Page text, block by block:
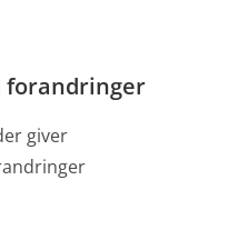
forandringer
giver